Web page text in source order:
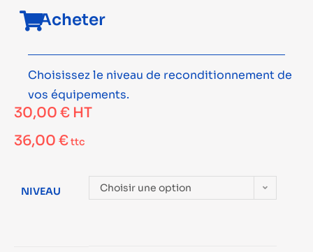
Acheter
Choisissez le niveau de reconditionnement de
vos équipements.
30,00 € HT
36,00 €ttc
NIVEAU Choisir une option